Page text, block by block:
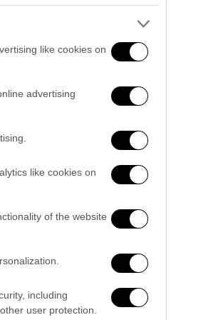
like cookies on
advertising
like cookies on
of the website
including
user protection.
στη
το πω, με
είχα
σε